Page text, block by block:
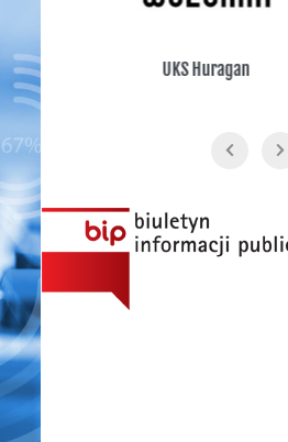
UKS Huragan